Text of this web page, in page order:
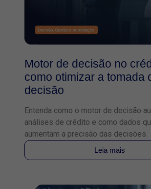
Motor de decisão no
como otimizar a tomada
decisão
Entenda como o motor de decisão
análises de crédito e como dados
aumentam a precisão das decisões.
Leia mais